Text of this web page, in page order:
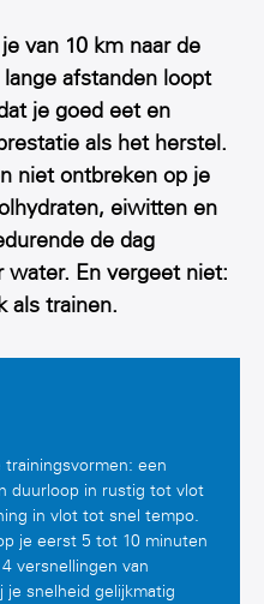
van 10 km naar de
afstanden loopt
je goed eet en
als het herstel.
niet ontbreken op je
eiwitten en
de dag
En vergeet niet:
als trainen.
een
duurloop in rustig tot vlot
in vlot tot snel tempo.
je eerst 5 tot 10 minuten
versnellingen van
snelheid gelijkmatig